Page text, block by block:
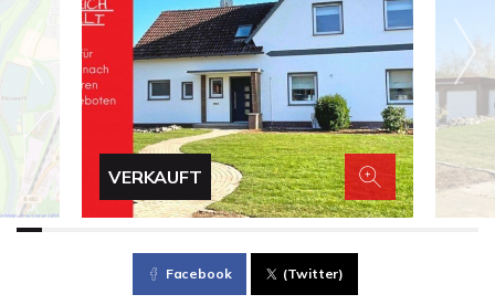
VERKAUFT
Facebook (Twitter)